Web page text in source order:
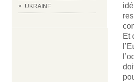
UKRAINE
Et